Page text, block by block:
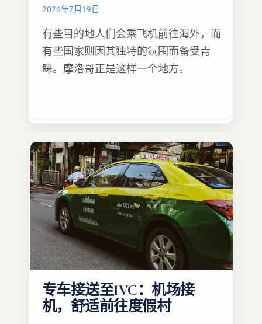
2026年7月19日
有些目的地人们会乘飞机前往海外，而
有些国家则因其独特的氛围而备受青
睐。摩洛哥正是这样一个地方。
专车接送至IVC：机场接
机，舒适前往度假村